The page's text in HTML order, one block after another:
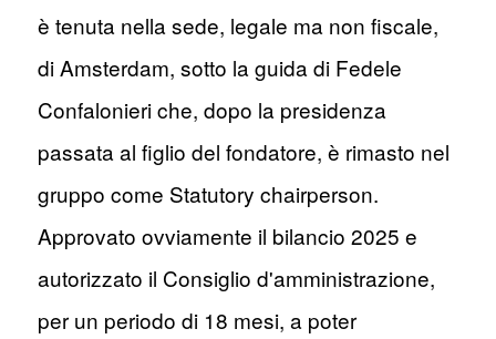
è tenuta nella sede, legale ma non fiscale,
di Amsterdam, sotto la guida di Fedele
Confalonieri che, dopo la presidenza
passata al figlio del fondatore, è rimasto nel
gruppo come Statutory chairperson.
Approvato ovviamente il bilancio 2025 e
autorizzato il Consiglio d'amministrazione,
per un periodo di 18 mesi, a poter